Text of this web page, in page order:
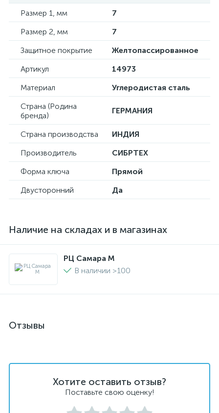
Размер 1, мм
7
Размер 2, мм
7
Защитное покрытие
Желтопассированное
Артикул
14973
Материал
Углеродистая сталь
Страна (Родина
бренда)
ГЕРМАНИЯ
Страна производства
ИНДИЯ
Производитель
СИБРТЕХ
Форма ключа
Прямой
Двусторонний
Да
Наличие на складах и в магазинах
РЦ Самара M
В наличии >100
Отзывы
Хотите оставить отзыв?
Поставьте свою оценку!